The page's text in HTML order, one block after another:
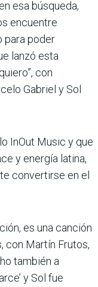
esa búsqueda,
encuentre
para poder
lanzó esta
con
Gabriel y Sol
InOut Music y que
y energía latina,
convertirse en el
es una canción
con Martín Frutos,
también a
y Sol fue